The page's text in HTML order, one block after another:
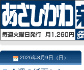
2026年8月9日（日）